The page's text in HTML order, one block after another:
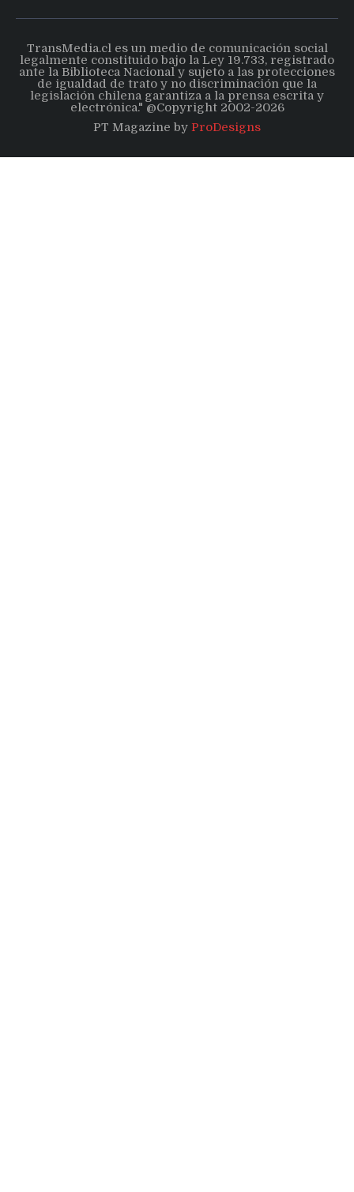
TransMedia.cl es un medio de comunicación social
legalmente constituido bajo la Ley 19.733, registrado
ante la Biblioteca Nacional y sujeto a las protecciones
de igualdad de trato y no discriminación que la
legislación chilena garantiza a la prensa escrita y
electrónica." @Copyright 2002-2026
PT Magazine by ProDesigns